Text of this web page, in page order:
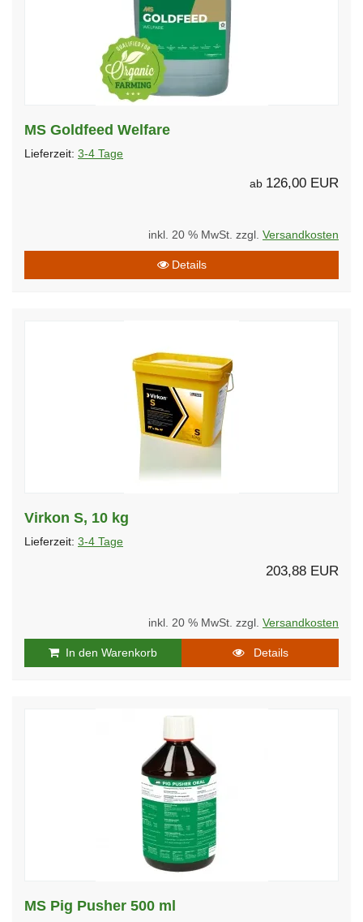
MS Goldfeed Welfare
Lieferzeit: 3-4 Tage
ab 126,00 EUR
inkl. 20 % MwSt. zzgl. Versandkosten
Details
Virkon S, 10 kg
Lieferzeit: 3-4 Tage
203,88 EUR
inkl. 20 % MwSt. zzgl. Versandkosten
In den Warenkorb Details
MS Pig Pusher 500 ml